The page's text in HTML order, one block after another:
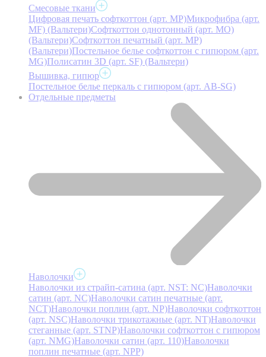
Смесовые ткани
Цифровая печать софткоттон (арт. MP)Микрофибра (арт.
MF) (Вальтери)Софткоттон однотонный (арт. MO)
(Вальтери)Софткоттон печатный (арт. MР)
(Вальтери)Постельное белье софткоттон с гипюром (арт.
MG)Полисатин 3D (арт. SF) (Вальтери)
Вышивка, гипюр
Постельное белье перкаль с гипюром (арт. AB-SG)
Отдельные предметы
Наволочки
Наволочки из страйп-сатина (арт. NST: NC)Наволочки
сатин (арт. NC)Наволочки сатин печатные (арт.
NCT)Наволочки поплин (арт. NP)Наволочки софткоттон
(арт. NSC)Наволочки трикотажные (арт. NT)Наволочки
стеганные (арт. STNP)Наволочки софткоттон с гипюром
(арт. NMG)Наволочки сатин (арт. 110)Наволочки
поплин печатные (арт. NPP)